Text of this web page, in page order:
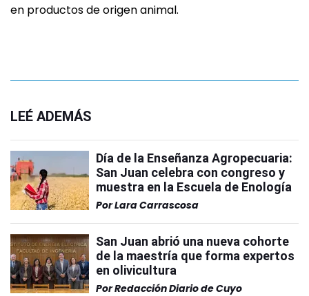
en productos de origen animal.
LEÉ ADEMÁS
Día de la Enseñanza Agropecuaria:
San Juan celebra con congreso y
muestra en la Escuela de Enología
PorLara Carrascosa
San Juan abrió una nueva cohorte
de la maestría que forma expertos
en olivicultura
PorRedacción Diario de Cuyo